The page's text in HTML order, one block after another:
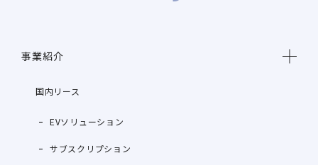
事業紹介
国内リース
EVソリューション
サブスクリプション